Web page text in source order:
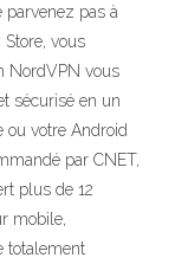
parvenez pas à
vous
NordVPN vous
sécurisé en un
ou votre Android
par CNET,
plus de 12
mobile,
totalement